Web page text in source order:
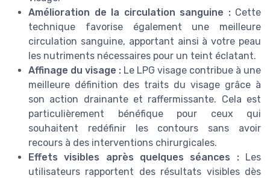
Amélioration de la circulation sanguine :Cette
technique favorise également une meilleure
circulation sanguine, apportant ainsi à votre peau
les nutriments nécessaires pour un teint éclatant.
Affinage du visage : Le LPG visage contribue à une
meilleure définition des traits du visage grâce à
son action drainante et raffermissante. Cela est
particulièrement bénéfique pour ceux qui
souhaitent redéfinir les contours sans avoir
recours à des interventions chirurgicales.
Effets visibles après quelques séances :Les
utilisateurs rapportent des résultats visibles dès